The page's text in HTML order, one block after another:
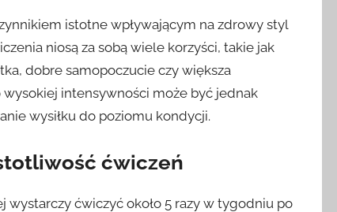
istotne wpływającym na zdrowy styl
niosą za sobą wiele korzyści, takie jak
dobre samopoczucie czy większa
intensywności może być jednak
wysiłku do poziomu kondycji.
ćwiczeń
ćwiczyć około 5 razy w tygodniu po